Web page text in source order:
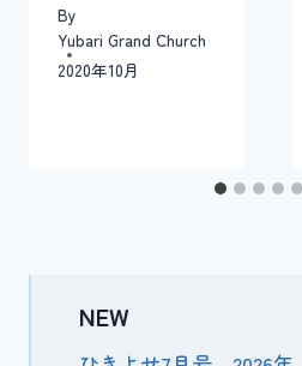
By
Yubari Grand Church
2020年10月
NEW